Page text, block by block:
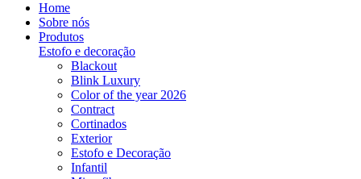
Home
Sobre nós
Produtos
Estofo e decoração
Blackout
Blink Luxury
Color of the year 2026
Contract
Cortinados
Exterior
Estofo e Decoração
Infantil